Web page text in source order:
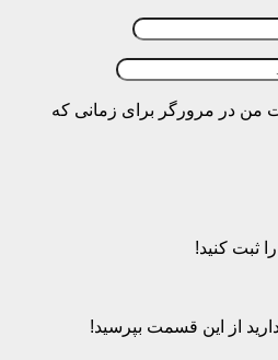
من در مرورگر برای زمانی که
ثبت کنید!
از این قسمت بپرسید!